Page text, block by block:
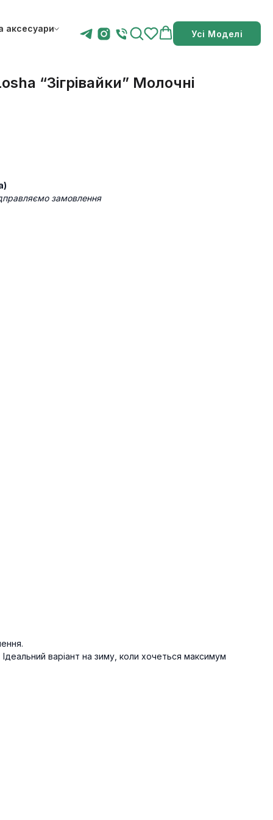
аксесуари Усі Моделі
“Зігрівайки” Молочні
замовлення
варіант на зиму, коли хочеться максимум